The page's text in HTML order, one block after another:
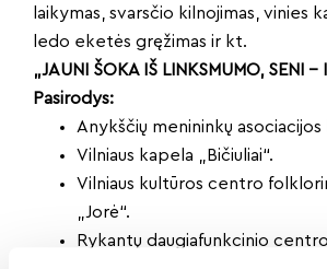
laikymas, svarsčio kilnojimas, vinies
ledo eketės gręžimas ir kt.
„JAUNI ŠOKA IŠ LINKSMUMO, SENI –
Pasirodys:
Anykščių menininkų asociacijos
Vilniaus kapela „Bičiuliai“.
Vilniaus kultūros centro
„Jorė“.
Rykantų daugiafunkcinio